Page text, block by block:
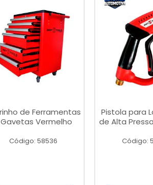
de Ferramentas
Vermelho
Código: 58536
Pistola para
de Alta
Código: